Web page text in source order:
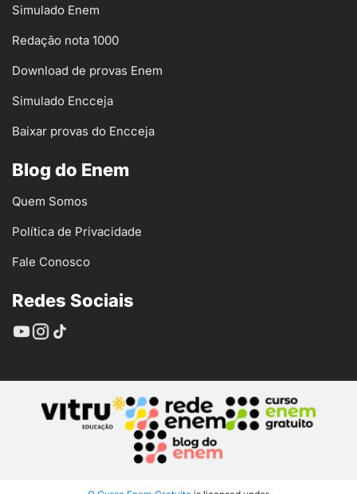
Simulado Enem
Redação nota 1000
Download de provas Enem
Simulado Encceja
Baixar provas do Encceja
Blog do Enem
Quem Somos
Política de Privacidade
Fale Conosco
Redes Sociais